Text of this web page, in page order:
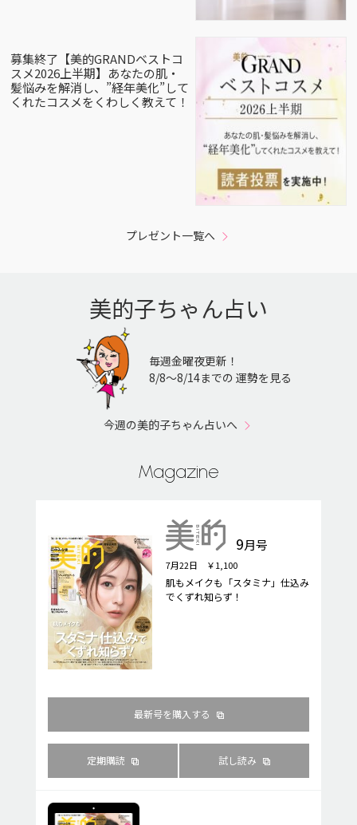
募集終了【美的GRANDベストコ
スメ2026上半期】あなたの肌・
髪悩みを解消し、”経年美化”して
くれたコスメをくわしく教えて！
プレゼント一覧へ
美的子ちゃん占い
毎週金曜夜更新！
8/8〜8/14までの 運勢を見る
今週の美的子ちゃん占いへ
Magazine
9月号
7月22日 ￥1,100
肌もメイクも「スタミナ」仕込み
でくずれ知らず！
最新号を購入する
定期購読 試し読み